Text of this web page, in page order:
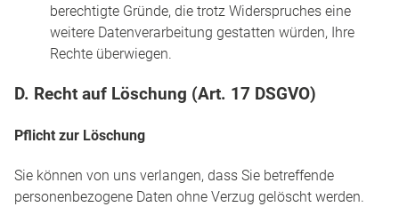
berechtigte Gründe, die trotz Widerspruches eine
weitere Datenverarbeitung gestatten würden, Ihre
Rechte überwiegen.
D. Recht auf Löschung (Art. 17 DSGVO)
Pflicht zur Löschung
Sie können von uns verlangen, dass Sie betreffende
personenbezogene Daten ohne Verzug gelöscht werden.